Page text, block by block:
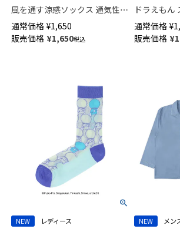
風を通す涼感ソックス 通気性が
良いガーゼ編み さらっと素材
タビ型 ショート丈 ソックス メ
ンズ NAIGAI COMFORT
通常価格 ¥1,650
販売価格 ¥1,650税込
ドラえもん
アー クルー
クス レディ
03297125
通常価格 ¥
販売価格 ¥
NEW
レディース
NEW
メン